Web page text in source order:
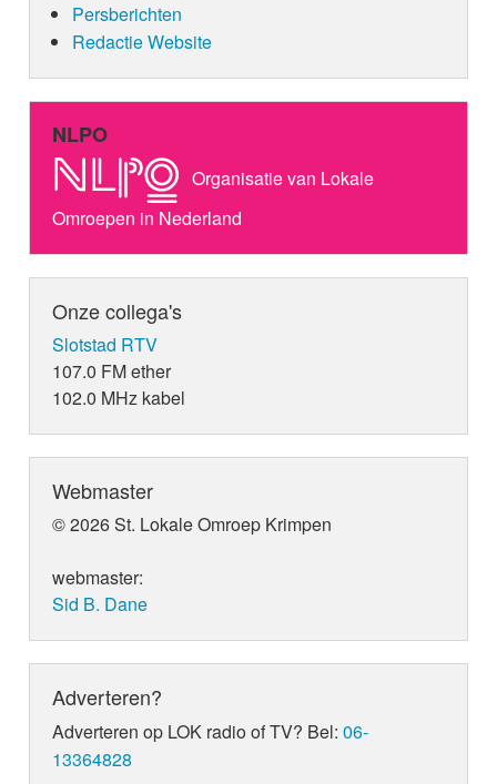
Persberichten
Redactie Website
NLPO
Organisatie van Lokale
Omroepen in Nederland
Onze collega's
Slotstad RTV
107.0 FM ether
102.0 MHz kabel
Webmaster
© 2026 St. Lokale Omroep Krimpen
webmaster:
Sid B. Dane
Adverteren?
Adverteren op LOK radio of TV? Bel:06-
13364828